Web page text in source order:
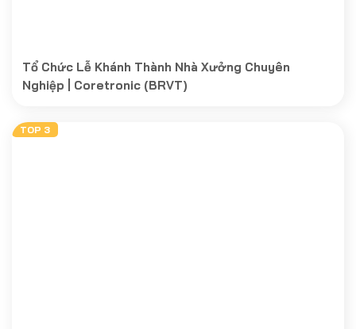
Tổ Chức Lễ Khánh Thành Nhà Xưởng Chuyên
Nghiệp | Coretronic (BRVT)